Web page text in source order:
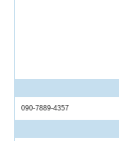
090-7889-4357